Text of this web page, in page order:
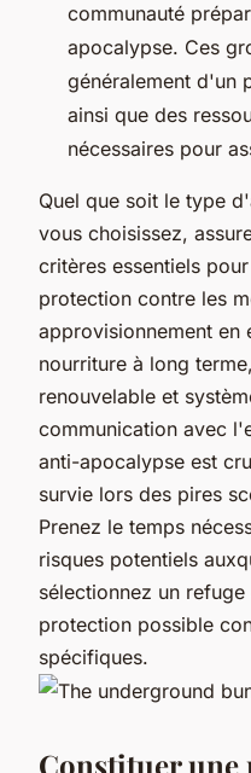
communauté
apocalypse. Ces
généralement d'un
ainsi que des
nécessaires pour
Quel que soit le type
vous choisissez,
critères essentiels
protection contre les
approvisionnement en
nourriture à long
renouvelable et
communication avec
anti-apocalypse est
survie lors des pires
Prenez le temps
risques potentiels
sélectionnez un
protection possible
spécifiques.
Constituer une